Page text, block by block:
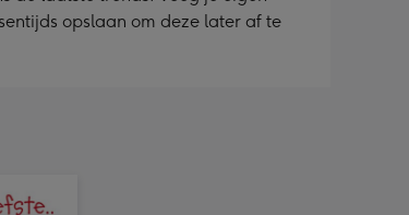
opslaan om deze later af te